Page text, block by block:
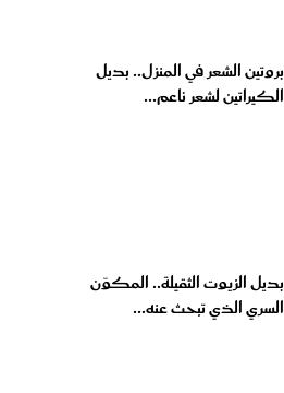
بروتين الشعر في المنزل.. بديل
الكيراتين لشعر ناعم...
بديل الزيوت الثقيلة.. المكوّن
السري الذي تبحث عنه...